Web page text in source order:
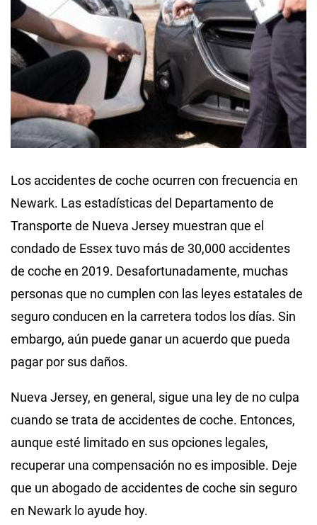
Los accidentes de coche ocurren con frecuencia en
Newark. Las estadísticas del Departamento de
Transporte de Nueva Jersey muestran que el
condado de Essex tuvo más de 30,000 accidentes
de coche en 2019. Desafortunadamente, muchas
personas que no cumplen con las leyes estatales de
seguro conducen en la carretera todos los días. Sin
embargo, aún puede ganar un acuerdo que pueda
pagar por sus daños.
Nueva Jersey, en general, sigue una ley de no culpa
cuando se trata de accidentes de coche. Entonces,
aunque esté limitado en sus opciones legales,
recuperar una compensación no es imposible. Deje
que un abogado de accidentes de coche sin seguro
en Newark lo ayude hoy.